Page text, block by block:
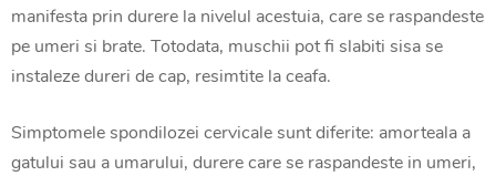
manifesta prin durere la nivelul acestuia, care se raspandeste
pe umeri si brate. Totodata, muschii pot fi slabiti sisa se
instaleze dureri de cap, resimtite la ceafa.
Simptomele spondilozei cervicale sunt diferite: amorteala a
gatului sau a umarului, durere care se raspandeste in umeri,